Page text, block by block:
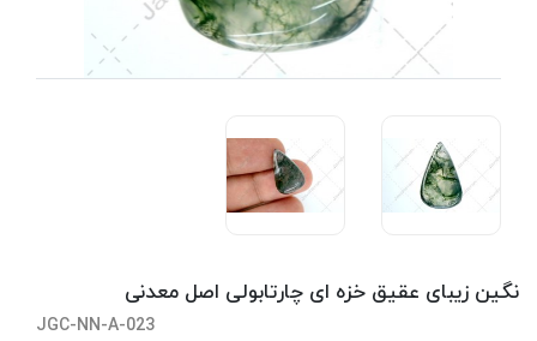
نگین زیبای عقیق خزه ای چارتابولی اصل معدنی
JGC-NN-A-023